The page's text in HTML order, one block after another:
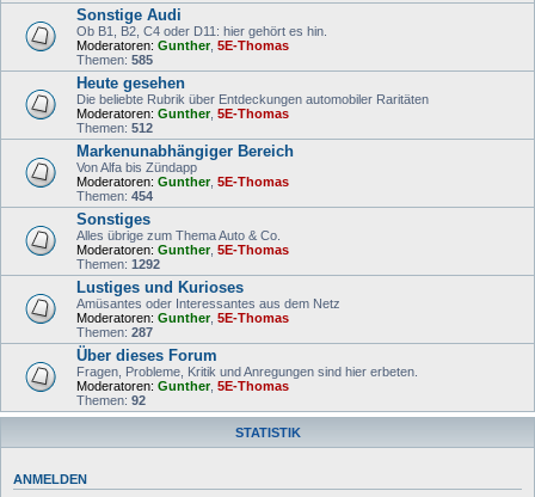
Sonstige Audi
Ob B1, B2, C4 oder D11: hier gehört es hin.
Moderatoren: Gunther, 5E-Thomas
Themen: 585
Heute gesehen
Die beliebte Rubrik über Entdeckungen automobiler Raritäten
Moderatoren: Gunther, 5E-Thomas
Themen: 512
Markenunabhängiger Bereich
Von Alfa bis Zündapp
Moderatoren: Gunther, 5E-Thomas
Themen: 454
Sonstiges
Alles übrige zum Thema Auto & Co.
Moderatoren: Gunther, 5E-Thomas
Themen: 1292
Lustiges und Kurioses
Amüsantes oder Interessantes aus dem Netz
Moderatoren: Gunther, 5E-Thomas
Themen: 287
Über dieses Forum
Fragen, Probleme, Kritik und Anregungen sind hier erbeten.
Moderatoren: Gunther, 5E-Thomas
Themen: 92
STATISTIK
ANMELDEN